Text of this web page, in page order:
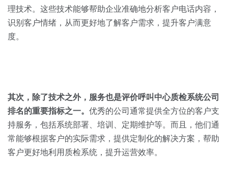
按业务场景
理技术。这些技术能够帮助企业准确地分析客户电话内容，
识别客户情绪，从而更好地了解客户需求，提升客户满意
度。
其次，除了技术之外，服务也是评价呼叫中心质检系统公司
排名的重要指标之一。 优秀的公司通常提供全方位的客户支
持服务，包括系统部署、培训、定期维护等。而且，他们通
常能够根据客户的实际需求，提供定制化的解决方案，帮助
客户更好地利用质检系统，提升运营效率。